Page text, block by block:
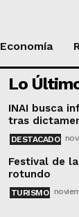
Economía
Lo
INAI busca
tras
DESTACADO
Festival de
rotundo
TURISMO